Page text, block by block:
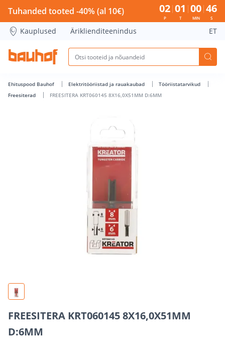
FREESITERA KRT060145 8X16,0X51MM D:6MM - Bauhof has
Tuhanded tooted -40% (al 10€) 02
P
01
T
00
MIN
45
S
Kauplused Äriklienditeenindus ET
Ehituspood Bauhof Elektritööriistad ja rauakaubad
Tööriistatarvikud
Freesiterad
FREESITERA KRT060145 8X16,0X51MM D:6MM
FREESITERA KRT060145 8X16,0X51MM
D:6MM